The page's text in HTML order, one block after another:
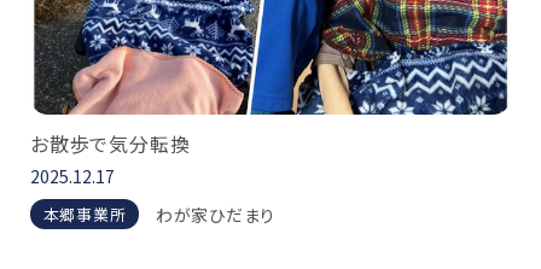
お散歩で気分転換
2025.12.17
本郷事業所 わが家ひだまり